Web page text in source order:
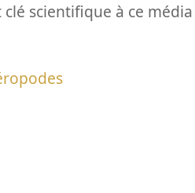
scientifique à ce